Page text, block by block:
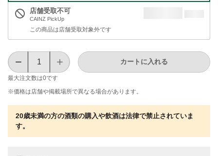
店舗受取不可
CAINZ PickUp
この商品は店舗受取対象外です
最大注文数は0です
カートに入れる
※価格は​店舗や​掲載場所で​異なる​場合が​あります。
20歳未満の方の酒類の購入や飲酒は法律で禁止されていま
す。